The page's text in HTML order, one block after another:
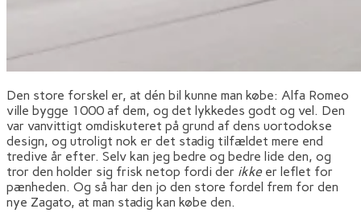
Den store forskel er, at dén bil kunne man købe: Alfa Romeo
ville bygge 1000 af dem, og det lykkedes godt og vel. Den
var vanvittigt omdiskuteret på grund af dens uortodokse
design, og utroligt nok er det stadig tilfældet mere end
tredive år efter. Selv kan jeg bedre og bedre lide den, og
tror den holder sig frisk netop fordi der ikke er leflet for
pænheden. Og så har den jo den store fordel frem for den
nye Zagato, at man stadig kan købe den.